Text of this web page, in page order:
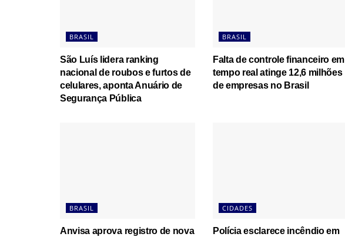
BRASIL
São Luís lidera ranking
nacional de roubos e furtos de
celulares, aponta Anuário de
Segurança Pública
BRASIL
Falta de controle financeiro em
tempo real atinge 12,6 milhões
de empresas no Brasil
BRASIL
Anvisa aprova registro de nova
CIDADES
Polícia esclarece incêndio em